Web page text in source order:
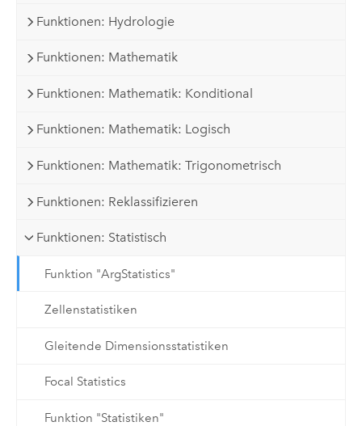
Funktionen: Hydrologie
Funktionen: Mathematik
Funktionen: Mathematik: Konditional
Funktionen: Mathematik: Logisch
Funktionen: Mathematik: Trigonometrisch
Funktionen: Reklassifizieren
Funktionen: Statistisch
Funktion "ArgStatistics"
Zellenstatistiken
Gleitende Dimensionsstatistiken
Focal Statistics
Funktion "Statistiken"